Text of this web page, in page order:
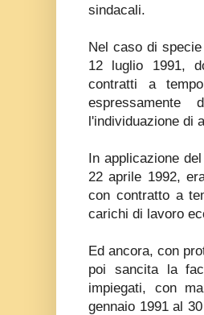
sindacali.
Nel caso di
12 luglio 1991,
contratti a
espressamente
l'individuazione di
In applicazione
22 aprile 1992,
con contratto a
carichi di lavoro
Ed ancora, con
poi sancita la
impiegati, con
gennaio 1991 al